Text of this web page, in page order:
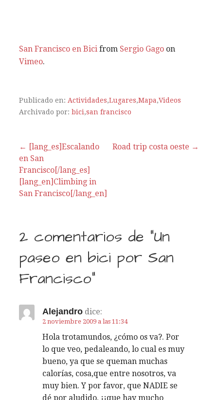
San Francisco en Bici from Sergio Gago on
Vimeo.
Publicado en: Actividades,Lugares,Mapa,Videos
Archivado por: bici,san francisco
← [lang_es]Escalando
en San
Francisco[/lang_es]
[lang_en]Climbing in
San Francisco[/lang_en]
Road trip costa oeste →
2 comentarios de “Un
paseo en bici por San
Francisco”
Alejandro dice:
2 noviembre 2009 a las 11:34
Hola trotamundos, ¿cómo os va?. Por
lo que veo, pedaleando, lo cual es muy
bueno, ya que se queman muchas
calorías, cosa,que entre nosotros, va
muy bien. Y por favor, que NADIE se
dé por aludido, ¡¡que hay mucho